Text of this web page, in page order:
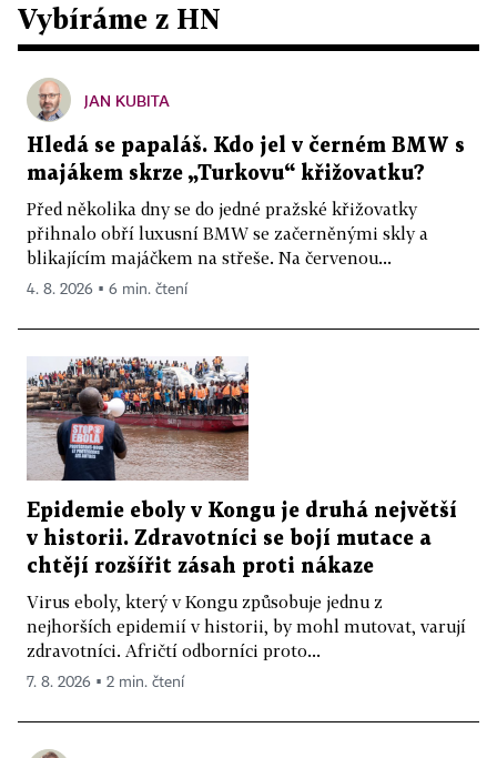
Vybíráme z HN
JAN KUBITA
Hledá se papaláš. Kdo jel v černém BMW s
majákem skrze „Turkovu“ křižovatku?
Před několika dny se do jedné pražské křižovatky
přihnalo obří luxusní BMW se začerněnými skly a
blikajícím majáčkem na střeše. Na červenou...
4. 8. 2026 ▪ 6 min. čtení
Epidemie eboly v Kongu je druhá největší
v historii. Zdravotníci se bojí mutace a
chtějí rozšířit zásah proti nákaze
Virus eboly, který v Kongu způsobuje jednu z
nejhorších epidemií v historii, by mohl mutovat, varují
zdravotníci. Afričtí odborníci proto...
7. 8. 2026 ▪ 2 min. čtení